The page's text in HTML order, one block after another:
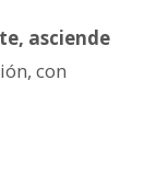
asciende
con